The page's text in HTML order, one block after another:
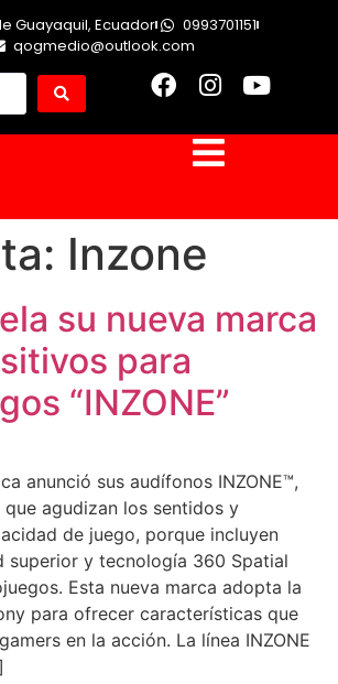
Guayaquil, Ecuador
0993701151
qogmedio@outlook.com
Inzone
su nueva marca
para
“INZONE”
anunció sus audífonos INZONE™,
agudizan los sentidos y
de juego, porque incluyen
superior y tecnología 360 Spatial
Esta nueva marca adopta la
para ofrecer características que
en la acción. La línea INZONE